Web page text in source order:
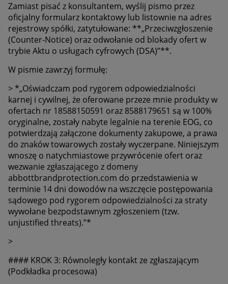
Zamiast pisać z konsultantem, wyślij pismo przez
oficjalny formularz kontaktowy lub listownie na adres
rejestrowy spółki, zatytułowane: **„Przeciwzgłoszenie
(Counter-Notice) oraz odwołanie od blokady ofert w
trybie Aktu o usługach cyfrowych (DSA)”**.
W pismie zawrzyj formułę:
> *„Oświadczam pod rygorem odpowiedzialności
karnej i cywilnej, że oferowane przeze mnie produkty w
ofertach nr 18588150591 oraz 8588179651 są w 100%
oryginalne, zostały nabyte legalnie na terenie EOG, co
potwierdzają załączone dokumenty zakupowe, a prawa
do znaków towarowych zostały wyczerpane. Niniejszym
wnoszę o natychmiastowe przywrócenie ofert oraz
wezwanie zgłaszającego z domeny
abbottbrandprotection.com do przedstawienia w
terminie 14 dni dowodów na wszczęcie postępowania
sądowego pod rygorem odpowiedzialności za straty
wywołane bezpodstawnym zgłoszeniem (tzw.
unjustified threats).”*
>
#### KROK 3: Równoległy kontakt ze zgłaszającym
(Podkładka procesowa)